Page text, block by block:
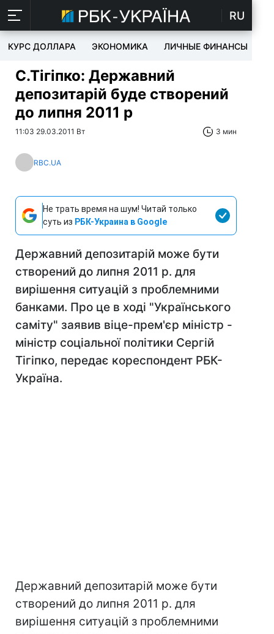
RU
КУРС ДОЛЛАРА ЭКОНОМИКА ЛИЧНЫЕ ФИНАНСЫ
С.Тігіпко: Державний
депозитарій буде створений
до липня 2011 р
11:03 29.03.2011 Вт 3 мин
RBC.UA
Не трать время на шум! Читай только
суть из РБК-Украина в Google
Державний депозитарій може бути
створений до липня 2011 р. для
вирішення ситуацій з проблемними
банками. Про це в ході "Українського
саміту" заявив віце-прем'єр міністр -
міністр соціальної політики Сергій
Тігіпко, передає кореспондент РБК-
Україна.
Державний депозитарій може бути
створений до липня 2011 р. для
вирішення ситуацій з проблемними